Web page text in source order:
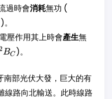
過時會消耗無功 (
)。
電壓作用其上時會產生無
BC )。
南部光伏大發，巨大的有
線路向北輸送。此時線路